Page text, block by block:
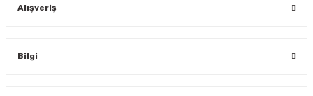
Alışveriş
Bilgi